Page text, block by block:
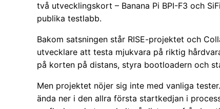
två utvecklingskort – Banana Pi BPI-F3 och
publika testlabb.
Bakom satsningen står RISE-projektet och
utvecklare att testa mjukvara på riktig
på korten på distans, styra bootloadern och
Men projektet nöjer sig inte med vanliga
ända ner i den allra första startkedjan i